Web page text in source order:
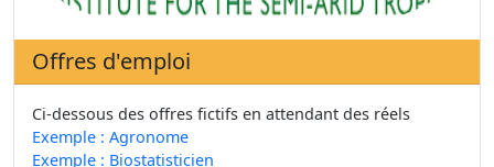
Offres d'emploi
Ci-dessous des offres fictifs en attendant des réels
Exemple : Agronome
Exemple : Biostatisticien